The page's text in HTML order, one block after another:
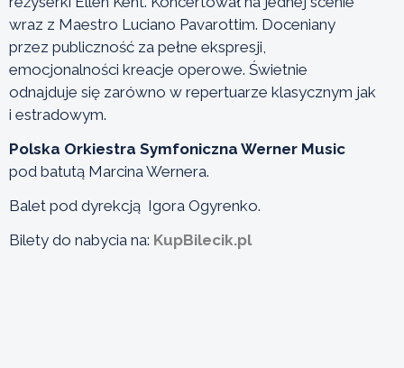
wraz z Maestro Luciano Pavarottim. Doceniany
przez publiczność za pełne ekspresji,
emocjonalności kreacje operowe. Świetnie
odnajduje się zarówno w repertuarze klasycznym jak
i estradowym.
Polska Orkiestra Symfoniczna Werner Music
pod batutą Marcina Wernera.
Balet pod dyrekcją Igora Ogyrenko.
Bilety do nabycia na: KupBilecik.pl